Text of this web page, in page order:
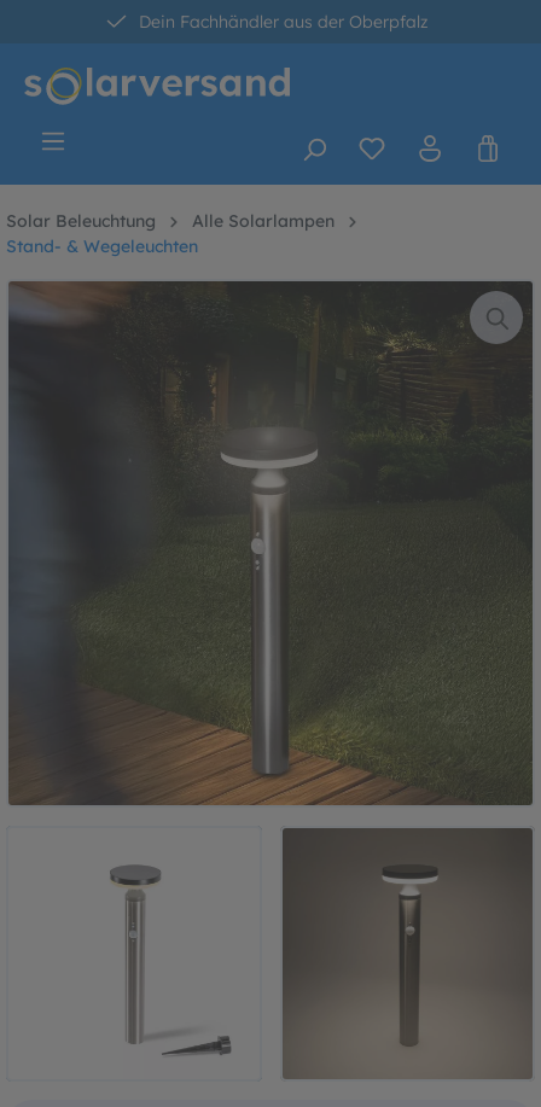
springen
Dein Fachhändler aus der Oberpfalz
30 Tage kostenlose Retoure
Solar Beleuchtung
Alle Solarlampen
Stand- & Wegeleuchten